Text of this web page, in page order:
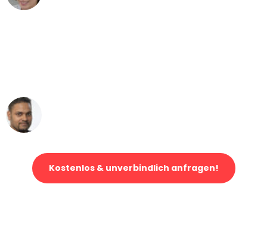
Kostenlos & unverbindlich anfragen!